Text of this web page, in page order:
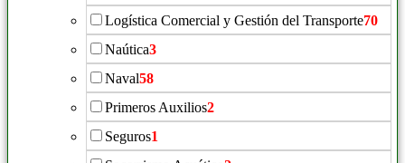
Logística Comercial y Gestión del Transporte70
Naútica3
Naval58
Primeros Auxilios2
Seguros1